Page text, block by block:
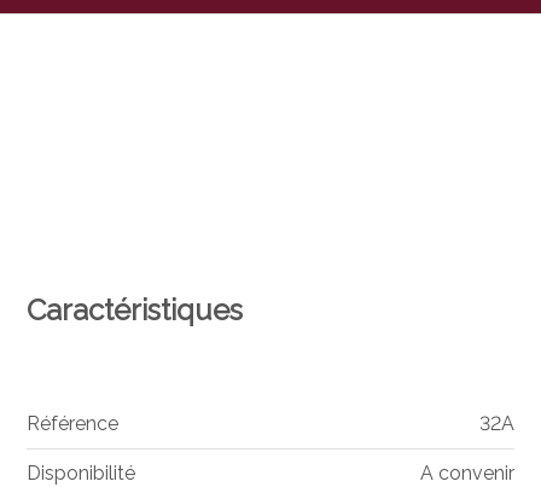
Caractéristiques
Référence 32A
Disponibilité A convenir